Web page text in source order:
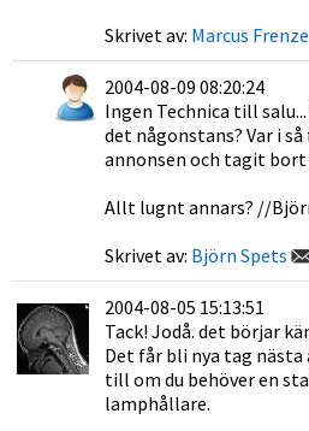
Skrivet av: Marcus
2004-08-09 08:20:24
Ingen Technica till
det någonstans? Var i
annonsen och tagit
Allt lugnt annars? //
Skrivet av: Björn Spets
2004-08-05 15:13:51
Tack! Jodå. det börjar
Det får bli nya tag nästa
till om du behöver en
lamphållare.